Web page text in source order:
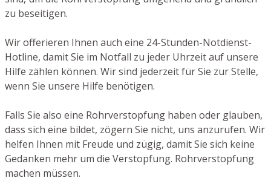
zu beseitigen.
Wir offerieren Ihnen auch eine 24-Stunden-Notdienst-
Hotline, damit Sie im Notfall zu jeder Uhrzeit auf unsere
Hilfe zählen können. Wir sind jederzeit für Sie zur Stelle,
wenn Sie unsere Hilfe benötigen.
Falls Sie also eine Rohrverstopfung haben oder glauben,
dass sich eine bildet, zögern Sie nicht, uns anzurufen. Wir
helfen Ihnen mit Freude und zügig, damit Sie sich keine
Gedanken mehr um die Verstopfung. Rohrverstopfung
machen müssen.